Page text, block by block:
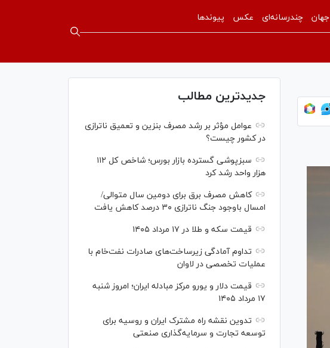
جهان چندرسانه‌ای عکس پیوندها
جدیدترین مطالب
عوامل مؤثر بر رشد مصرف بنزین و تعمیق ناترازی
در کشور چیست؟
سبزپوشی گسترده بازار بورس؛ شاخص کل ۱۱۲
هزار واحد رشد کرد
کاهش مصرف برق برای دومین سال متوالی/
امسال باوجود جنگ ناترازی ۳۰ درصد کاهش یافت
قیمت سکه و طلا در ۱۷ مرداد ۱۴۰۵
تداوم آمادگی زیرساخت‌های صادرات نفت‌خام با
عملیات تخصصی در لاوان
قیمت دلار و یورو مرکز مبادله ایران؛ امروز شنبه
۱۷ مرداد ۱۴۰۵
تدوین نقشه راه مشترک ایران و روسیه برای
توسعه تجارت و سرمایه‌گذاری صنعتی